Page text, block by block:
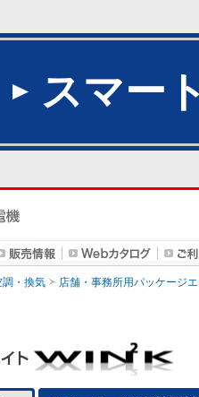
スマー
調・換気
店舗・事務所用パッケージ